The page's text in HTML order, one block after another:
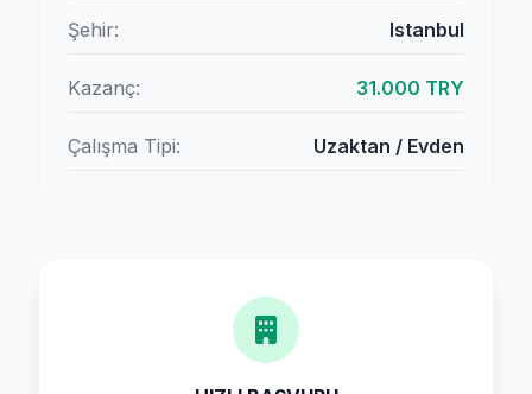
Şehir: Istanbul
Kazanç: 31.000 TRY
Çalışma Tipi: Uzaktan / Evden